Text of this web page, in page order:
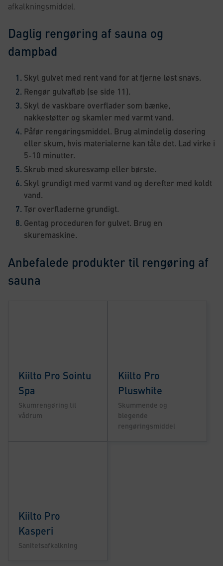
afkalkningsmiddel.
Daglig rengøring af sauna og
dampbad
Skyl gulvet med rent vand for at fjerne løst snavs.
Rengør gulvafløb (se side 11).
Skyl de vaskbare overflader som bænke,
nakkestøtter og skamler med varmt vand.
Påfør rengøringsmiddel. Brug almindelig dosering
eller skum, hvis materialerne kan tåle det. Lad virke i
5-10 minutter.
Skrub med skuresvamp eller børste.
Skyl grundigt med varmt vand og derefter med koldt
vand.
Tør overfladerne grundigt.
Gentag proceduren for gulvet. Brug en
skuremaskine.
Anbefalede produkter til rengøring af
sauna
Kiilto Pro Sointu
Spa
Skumrengøring til
vådrum
Kiilto Pro
Pluswhite
Skummende og
blegende
rengøringsmiddel
Kiilto Pro
Kasperi
Sanitetsafkalkning